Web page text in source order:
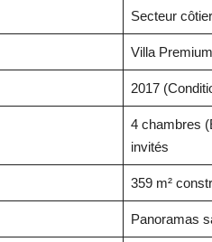
Secteur
Villa
2017
4 chambres
invités
359 m²
Panoramas